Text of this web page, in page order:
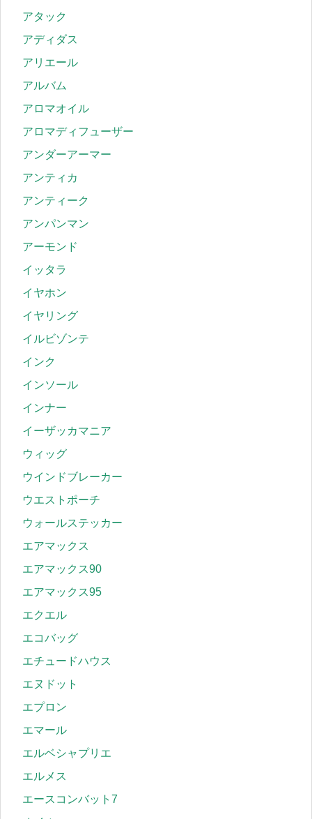
アタック
アディダス
アリエール
アルバム
アロマオイル
アロマディフューザー
アンダーアーマー
アンティカ
アンティーク
アンパンマン
アーモンド
イッタラ
イヤホン
イヤリング
イルビゾンテ
インク
インソール
インナー
イーザッカマニア
ウィッグ
ウインドブレーカー
ウエストポーチ
ウォールステッカー
エアマックス
エアマックス90
エアマックス95
エクエル
エコバッグ
エチュードハウス
エヌドット
エプロン
エマール
エルベシャプリエ
エルメス
エースコンバット7